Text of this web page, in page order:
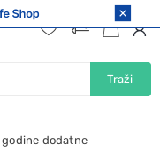
Traži
dodatne